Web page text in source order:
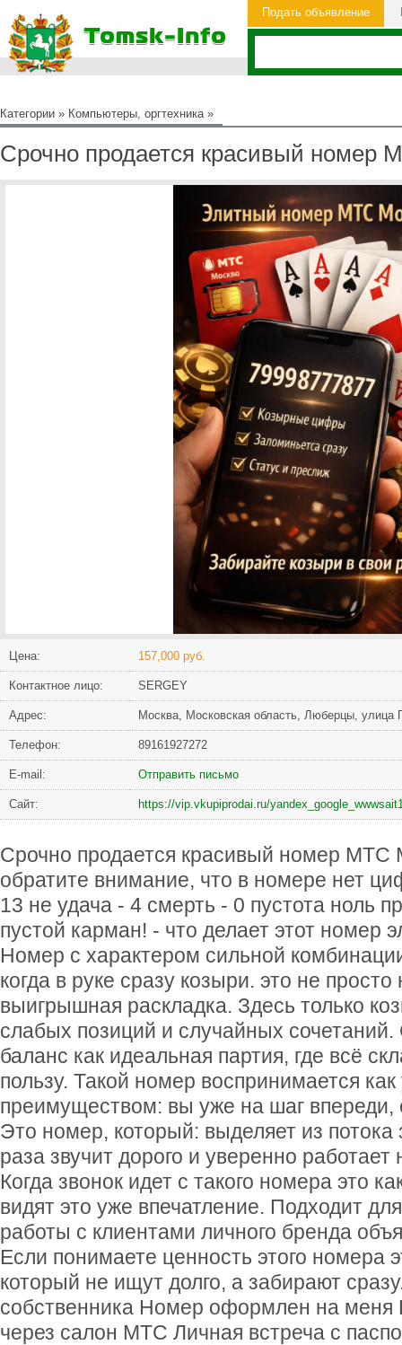
Подать объявление
Категории » Компьютеры, оргтехника»
Срочно продается красивый номер
Цена: 157,000 руб.
Контактное лицо: SERGEY
Адрес: Москва, Московская область, Люберцы, улица
Телефон: 89161927272
Е-mail: Отправить письмо
Сайт: https://vip.vkupiprodai.ru/
Срочно продается красивый номер МТС
обратите внимание, что в номере нет
13 не удача - 4 смерть - 0 пустота ноль
пустой карман! - что делает этот номер
Номер с характером сильной
когда в руке сразу козыри. это не
выигрышная раскладка. Здесь только
слабых позиций и случайных
баланс как идеальная партия, где всё
пользу. Такой номер воспринимается
преимуществом: вы уже на шаг впереди,
Это номер, который: выделяет из потока
раза звучит дорого и уверенно
Когда звонок идет с такого номера это
видят это уже впечатление. Подходит
работы с клиентами личного бренда
Если понимаете ценность этого номера
который не ищут долго, а забирают
собственника Номер оформлен на меня
через салон МТС Личная встреча с